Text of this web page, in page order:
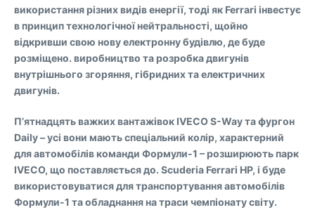
використання різних видів енергії, тоді як Ferrari інвестує
в принцип технологічної нейтральності, щойно
відкривши свою нову електронну будівлю, де буде
розміщено. виробництво та розробка двигунів
внутрішнього згоряння, гібридних та електричних
двигунів.
П’ятнадцять важких вантажівок IVECO S-Way та фургон
Daily – усі вони мають спеціальний колір, характерний
для автомобілів команди Формули-1 – розширюють парк
IVECO, що поставляється до. Scuderia Ferrari HP, і буде
використовуватися для транспортування автомобілів
Формули-1 та обладнання на траси чемпіонату світу.